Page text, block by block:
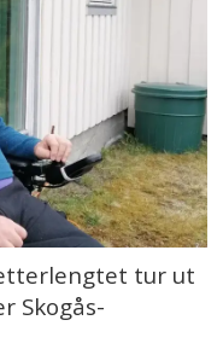
tur ut
Skogås-